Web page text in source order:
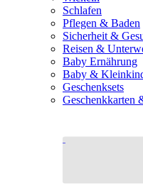
Schlafen
Pflegen & Baden
Sicherheit &
Reisen &
Baby Ernährung
Baby &
Geschenksets
Geschenkkarten